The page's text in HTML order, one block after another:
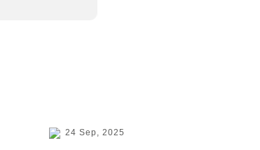
24 Sep, 2025